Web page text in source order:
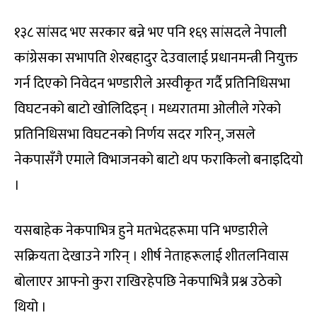
१३८ सांसद भए सरकार बन्ने भए पनि १६९ सांसदले नेपाली
कांग्रेसका सभापति शेरबहादुर देउवालाई प्रधानमन्त्री नियुक्त
गर्न दिएको निवेदन भण्डारीले अस्वीकृत गर्दै प्रतिनिधिसभा
विघटनको बाटो खोलिदिइन् । मध्यरातमा ओलीले गरेको
प्रतिनिधिसभा विघटनको निर्णय सदर गरिन्, जसले
नेकपासँगै एमाले विभाजनको बाटो थप फराकिलो बनाइदियो
।
यसबाहेक नेकपाभित्र हुने मतभेदहरूमा पनि भण्डारीले
सक्रियता देखाउने गरिन् । शीर्ष नेताहरूलाई शीतलनिवास
बोलाएर आफ्नो कुरा राखिरहेपछि नेकपाभित्रै प्रश्न उठेको
थियो ।